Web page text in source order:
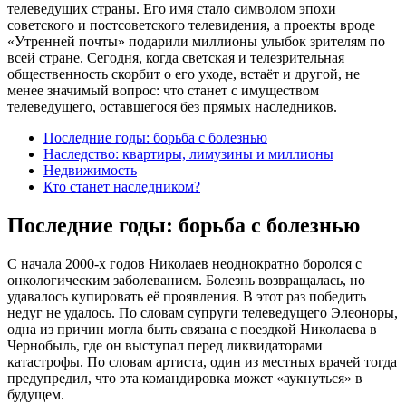
телеведущих страны. Его имя стало символом эпохи
советского и постсоветского телевидения, а проекты вроде
«Утренней почты» подарили миллионы улыбок зрителям по
всей стране. Сегодня, когда светская и телезрительная
общественность скорбит о его уходе, встаёт и другой, не
менее значимый вопрос: что станет с имуществом
телеведущего, оставшегося без прямых наследников.
Последние годы: борьба с болезнью
Наследство: квартиры, лимузины и миллионы
Недвижимость
Кто станет наследником?
Последние годы: борьба с болезнью
С начала 2000-х годов Николаев неоднократно боролся с
онкологическим заболеванием. Болезнь возвращалась, но
удавалось купировать её проявления. В этот раз победить
недуг не удалось. По словам супруги телеведущего Элеоноры,
одна из причин могла быть связана с поездкой Николаева в
Чернобыль, где он выступал перед ликвидаторами
катастрофы. По словам артиста, один из местных врачей тогда
предупредил, что эта командировка может «аукнуться» в
будущем.